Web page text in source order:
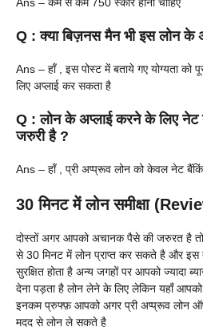
Q : क्या बिज़नस मैन भी इस लोन के
Ans – हाँ , इस पोस्ट में बताये गए योग्यता को
लिए अप्लाई कर सकता है
Q : लोन के अप्लाई करने के लिए नेट
जरुरी है ?
Ans – हाँ , प्री अप्प्रूव लोन को केवल नेट
30 मिनट में लोन समीक्षा
दोस्तों अगर आपको अचानक पैसे की जरुरत है
से 30 मिनट में लोन प्राप्त कर सकते है और इस
सुरक्षित होता है अन्य जगहों पर आपको ज्यादा
देना पड़ता है लोन लेने के लिए लेकिन यहाँ आपको
इनकम प्रुफ्फ़ आपको अगर प्री अप्प्रूव लोन
मदद से लोन ले सकते है